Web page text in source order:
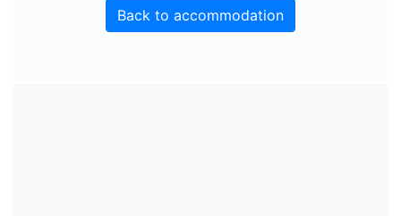
Back to accommodation